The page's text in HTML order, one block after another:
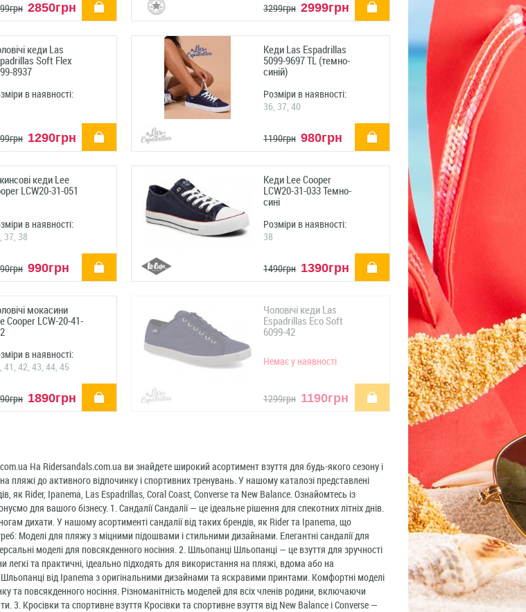
2850грн 3299грн 2999грн
кеди Las
Soft Flex
8937
в наявності:
1290грн
Кеди Las Espadrillas
5099-9697 TL (темно-
синій)
Розміри в наявності:
36, 37, 40
1190грн 980грн
кеди Lee
LCW20-31-051
в наявності:
37, 38
990грн
Кеди Lee Cooper
LCW20-31-033 Темно-
сині
Розміри в наявності:
38
1490грн 1390грн
мокасини
Cooper LCW-20-41-
в наявності:
41, 42, 43, 44, 45
1890грн
Чоловічі кеди Las
Espadrillas Eco Soft
6099-42
Немає у наявності
1299грн 1190грн
На Ridersandals.com.ua ви знайдете широкий асортимент взуття для будь-якого сезону і
на пляжі до активного відпочинку і спортивних тренувань. У нашому каталозі представлені
як Rider, Ipanema, Las Espadrillas, Coral Coast, Converse та New Balance. Ознайомтесь із
для вашого бізнесу. 1. Сандалії Сандалії — це ідеальне рішення для спекотних літніх днів.
дихати. У нашому асортименті сандалії від таких брендів, як Rider та Ipanema, що
Моделі для пляжу з міцними підошвами і стильними дизайнами. Елегантні сандалії для
моделі для повсякденного носіння. 2. Шльопанці Шльопанці — це взуття для зручності
легкі та практичні, ідеально підходять для використання на пляжі, вдома або на
від Ipanema з оригінальними дизайнами та яскравими принтами. Комфортні моделі
та повсякденного носіння. Різноманітність моделей для всіх членів родини, включаючи
3. Кросівки та спортивне взуття Кросівки та спортивне взуття від New Balance і Converse —